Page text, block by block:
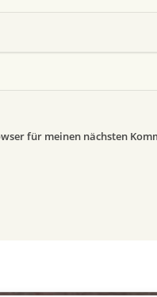
für meinen nächsten